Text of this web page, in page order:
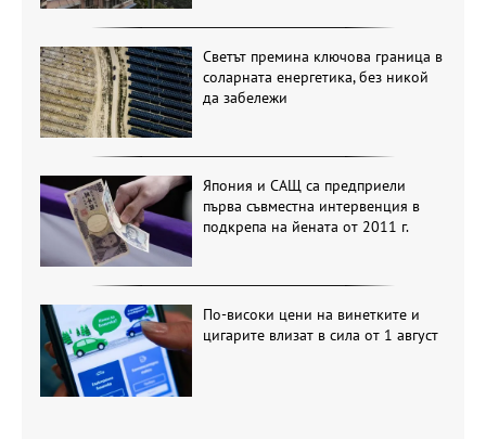
Светът премина ключова граница в
соларната енергетика, без никой
да забележи
Япония и САЩ са предприели
първа съвместна интервенция в
подкрепа на йената от 2011 г.
По-високи цени на винетките и
цигарите влизат в сила от 1 август